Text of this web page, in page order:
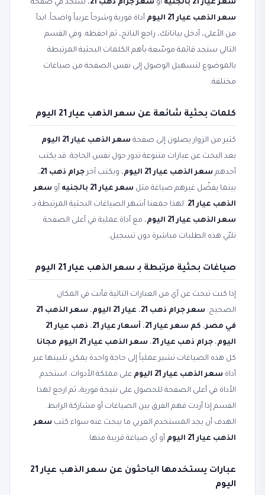
سعر عيار 21 بالجنيه
أو سعر جرام ذهب 21
، ستجد في صفحة
سعر الذهب عيار 21 اليوم
أداة فورية وشرحاً عربياً واضحاً. ابدأ
من الأعلى، أدخل بياناتك، راجع الناتج، ثم احفظه. وفي القسم
التالي ستجد قائمة موسّعة بأهم الكلمات البحثية المرتبطة
بالموضوع لتسهيل الوصول إلى نفس الصفحة من صياغات
مختلفة.
كلمات بحثية شائعة عن سعر الذهب عيار 21 اليوم
كثير من الزوار يصلون إلى صفحة سعر الذهب عيار 21 اليوم
بعد البحث عن عبارات متنوعة تدور حول نفس الحاجة. قد يكتب
أحدهم سعر الذهب عيار 21 اليوم ، ويكتب آخر جرام ذهب 21
،
بينما يفضّل غيرهم صياغة مثل سعر عيار 21 بالجنيه أو سعر
الذهب عيار 21
. لهذا جمعنا أشهر الصياغات البحثية المرتبطة بـ
سعر الذهب عيار 21 اليوم
، مع أداة عملية في أعلى الصفحة
تلبّي هذه الطلبات مباشرة دون تسجيل.
صياغات بحثية مرتبطة بـ سعر الذهب عيار 21 اليوم
إذا كنت تبحث عن أي من العبارات التالية فأنت في المكان
الصحيح: سعر جرام ذهب 21 ، عيار 21 اليوم ،
سعر الذهب 21
في مصر، كم سعر عيار 21 ، أسعار عيار 21 ،
ذهب عيار 21
اليوم، جرام ذهب عيار 21 ، سعر الذهب عيار 21 اليوم مجانا
.
كل هذه الصياغات تشير عملياً إلى حاجة واحدة يمكن تلبيتها عبر
أداة سعر الذهب عيار 21 اليوم
على مملكة الأدوات. استخدم
الأداة في أعلى الصفحة للحصول على نتيجة فورية، ثم ارجع لهذا
القسم إذا أردت فهم الفرق بين الصياغات أو مشاركة الرابط.
الهدف أن يجد المستخدم العربي ما يبحث عنه سواء كتب سعر
الذهب عيار 21 اليوم
أو أي صياغة قريبة منها.
عبارات يستخدمها الباحثون عن سعر الذهب عيار 21
اليوم